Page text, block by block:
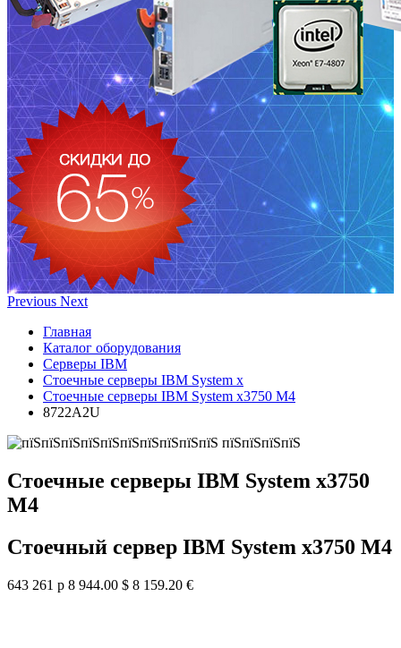
Previous Next
Главная
Каталог оборудования
Серверы IBM
Стоечные серверы IBM System x
Стоечные серверы IBM System x3750 M4
8722A2U
Стоечные серверы IBM System x3750
M4
Стоечный сервер IBM System x3750 M4
643 261 р 8 944.00 $ 8 159.20 €